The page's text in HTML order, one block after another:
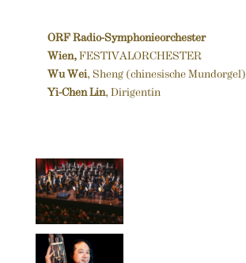
ORF Radio-Symphonieorchester
Wien, FESTIVALORCHESTER
Wu Wei, Sheng (chinesische Mundorgel)
Yi-Chen Lin, Dirigentin